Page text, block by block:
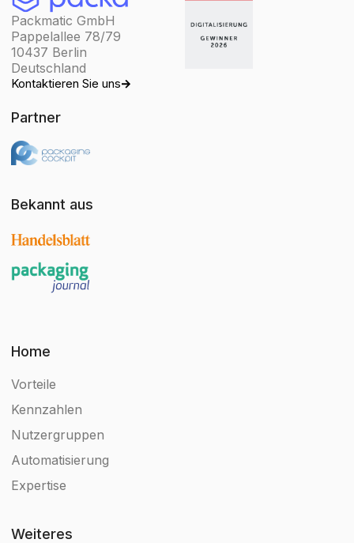
Packmatic GmbH
Pappelallee 78/79
10437 Berlin
Deutschland
Kontaktieren Sie uns
Partner
Bekannt aus
Home
Vorteile
Kennzahlen
Nutzergruppen
Automatisierung
Expertise
Weiteres